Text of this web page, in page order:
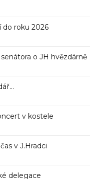
do roku 2026
o JH hvězdárně
v kostele
v J.Hradci
delegace